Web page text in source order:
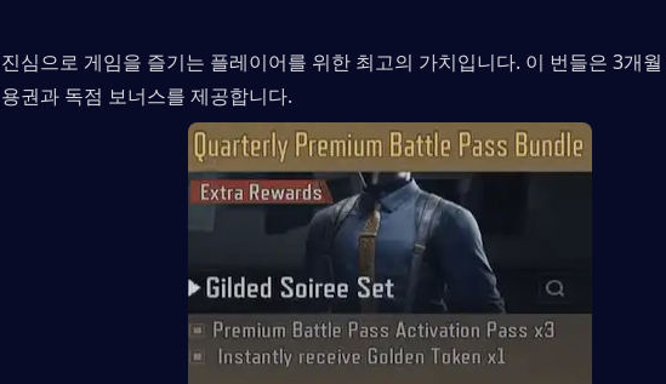
진심으로 게임을 즐기는 플레이어를 위한 최고의 가치입니다. 이 번들은 3개
용권과 독점 보너스를 제공합니다.